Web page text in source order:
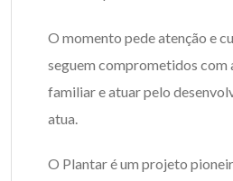
O momento pede atenção e
seguem comprometidos com
familiar e atuar pelo
atua.
O Plantar é um projeto